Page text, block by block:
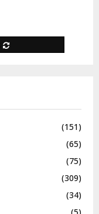
(151)
(65)
(75)
(309)
(34)